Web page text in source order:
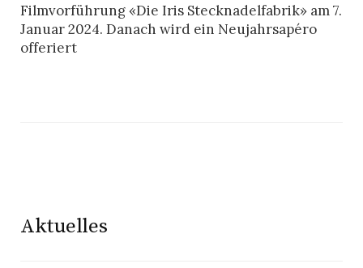
Filmvorführung «Die Iris Stecknadelfabrik» am 7.
Januar 2024. Danach wird ein Neujahrsapéro
offeriert
Aktuelles